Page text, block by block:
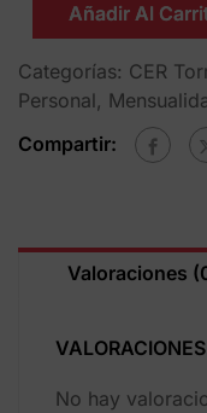
Añadir Al
Categorías: CER
Personal,
Compartir:
Valoraciones
VALORACIONES
No hay